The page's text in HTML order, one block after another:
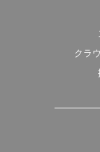
クラ